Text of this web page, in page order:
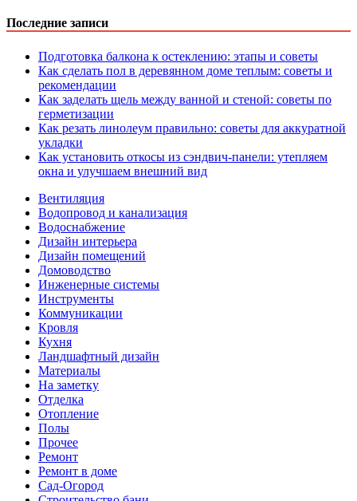
Последние записи
Подготовка балкона к остеклению: этапы и советы
Как сделать пол в деревянном доме теплым: советы и
рекомендации
Как заделать щель между ванной и стеной: советы по
герметизации
Как резать линолеум правильно: советы для аккуратной
укладки
Как установить откосы из сэндвич-панели: утепляем
окна и улучшаем внешний вид
Вентиляция
Водопровод и канализация
Водоснабжение
Дизайн интерьера
Дизайн помещений
Домоводство
Инженерные системы
Инструменты
Коммуникации
Кровля
Кухня
Ландшафтный дизайн
Материалы
На заметку
Отделка
Отопление
Полы
Прочее
Ремонт
Ремонт в доме
Сад-Огород